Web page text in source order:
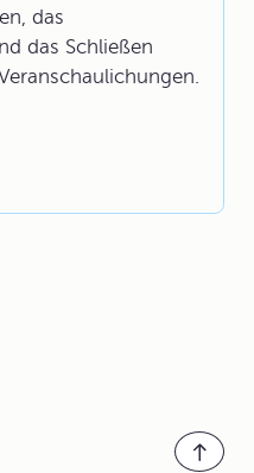
das
das Schließen